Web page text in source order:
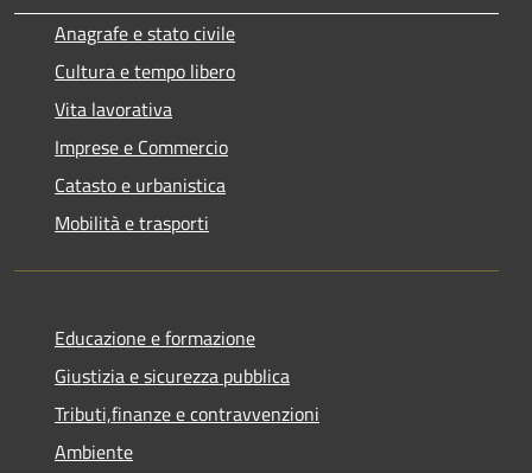
Anagrafe e stato civile
Cultura e tempo libero
Vita lavorativa
Imprese e Commercio
Catasto e urbanistica
Mobilità e trasporti
Educazione e formazione
Giustizia e sicurezza pubblica
Tributi,finanze e contravvenzioni
Ambiente